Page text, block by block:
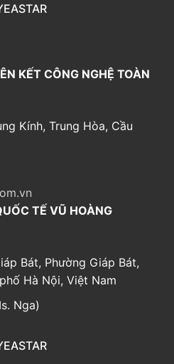
KẾT CÔNG NGHỆ TOÀN
Kính, Trung Hòa, Cầu
TẾ VŨ HOÀNG
Bát, Phường Giáp Bát,
Hà Nội, Việt Nam
Nga)